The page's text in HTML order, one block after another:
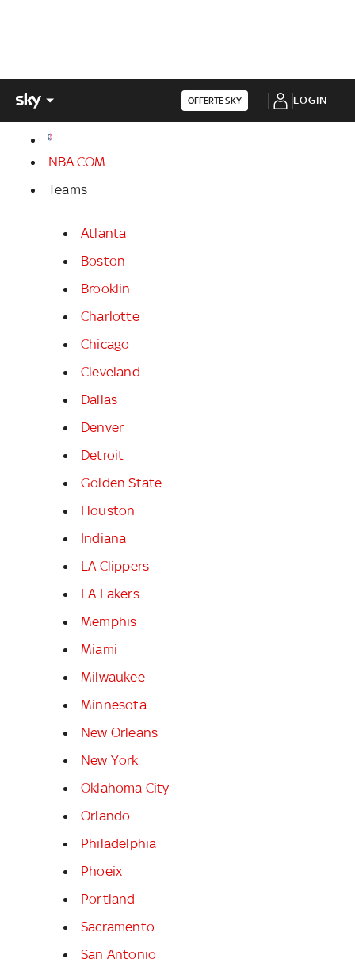
OFFERTE SKY LOGIN
NBA.COM
Teams
Atlanta
Boston
Brooklin
Charlotte
Chicago
Cleveland
Dallas
Denver
Detroit
Golden State
Houston
Indiana
LA Clippers
LA Lakers
Memphis
Miami
Milwaukee
Minnesota
New Orleans
New York
Oklahoma City
Orlando
Philadelphia
Phoeix
Portland
Sacramento
San Antonio